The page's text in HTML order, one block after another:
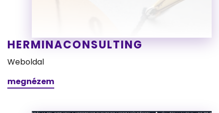
HERMINACONSULTING
Weboldal
megnézem